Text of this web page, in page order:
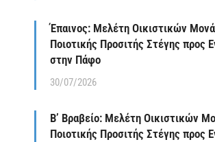
Έπαινος: Μελέτη Οικιστικών
Ποιοτικής Προσιτής Στέγης προς
στην Πάφο
30/07/2026
Β’ Βραβείο: Μελέτη Οικιστικών
Ποιοτικής Προσιτής Στέγης προς